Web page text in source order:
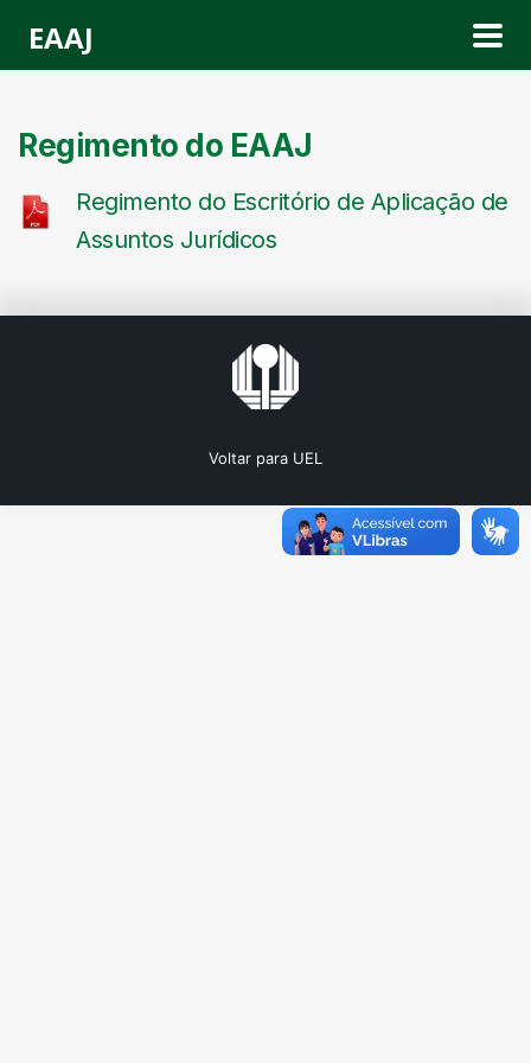
EAAJ
Regimento do EAAJ
Regimento do Escritório de Aplicação de
Assuntos Jurídicos
Voltar para UEL